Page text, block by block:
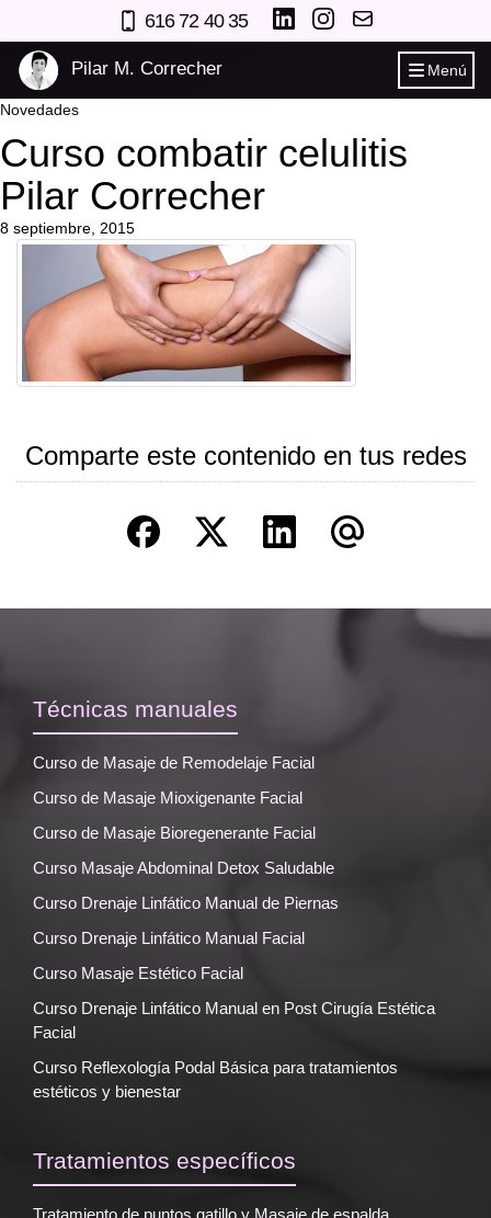
616 72 40 35
Pilar M. Correcher Menú
Novedades
Curso combatir celulitis
Pilar Correcher
8 septiembre, 2015
Comparte este contenido en tus redes
Técnicas manuales
Curso de Masaje de Remodelaje Facial
Curso de Masaje Mioxigenante Facial
Curso de Masaje Bioregenerante Facial
Curso Masaje Abdominal Detox Saludable
Curso Drenaje Linfático Manual de Piernas
Curso Drenaje Linfático Manual Facial
Curso Masaje Estético Facial
Curso Drenaje Linfático Manual en Post Cirugía Estética
Facial
Curso Reflexología Podal Básica para tratamientos
estéticos y bienestar
Tratamientos específicos
Tratamiento de puntos gatillo y Masaje de espalda